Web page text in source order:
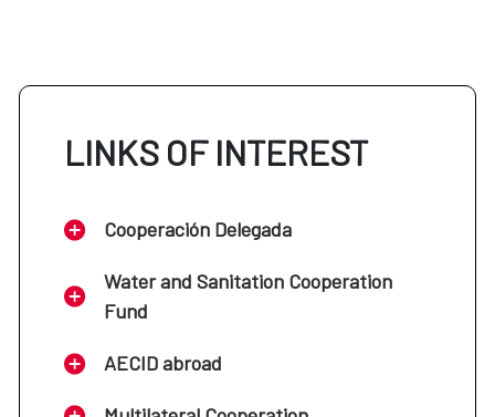
LINKS OF INTEREST
Cooperación Delegada
Water and Sanitation Cooperation
Fund
AECID abroad